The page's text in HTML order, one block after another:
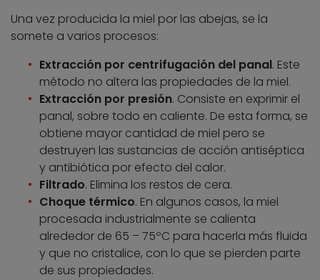
Una vez producida la miel por las abejas, se la
somete a varios procesos:
Extracción por centrifugación del panal. Este
método no altera las propiedades de la miel.
Extracción por presión. Consiste en exprimir el
panal, sobre todo en caliente. De esta forma, se
obtiene mayor cantidad de miel pero se
destruyen las sustancias de acción antiséptica
y antibiótica por efecto del calor.
Filtrado. Elimina los restos de cera.
Choque térmico. En algunos casos, la miel
procesada industrialmente se calienta
alrededor de 65 – 75ºC para hacerla más fluida
y que no cristalice, con lo que se pierden parte
de sus propiedades.